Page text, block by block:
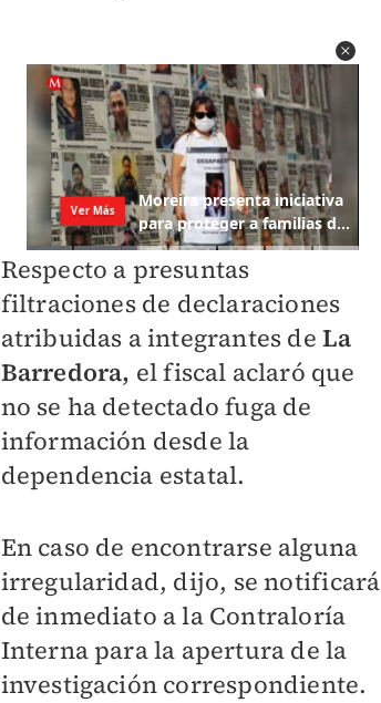
Respecto a presuntas
filtraciones de declaraciones
atribuidas a integrantes deLa
Barredora, el fiscal aclaró que
no se ha detectado fuga de
información desde la
dependencia estatal.
En caso de encontrarse alguna
irregularidad, dijo, se notificará
de inmediato a la Contraloría
Interna para la apertura de la
investigación correspondiente.